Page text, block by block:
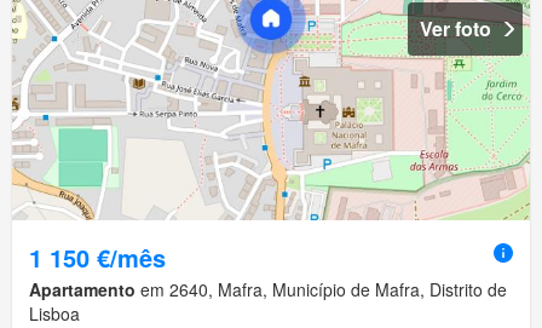
Ver foto
1 150 €/mês
Apartamento em 2640, Mafra, Município de Mafra, Distrito de
Lisboa